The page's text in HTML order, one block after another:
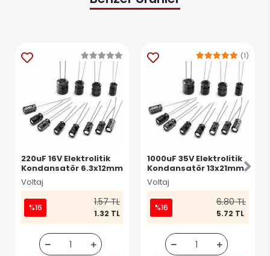
220uF 16V Elektrolitik
Kondansatör 6.3x12mm
Voltaj
%16 1.57 TL
1.32 TL
1000uF 35V Elektrolitik
Kondansatör 13x21mm
Voltaj
(1)
%16 6.80 TL
5.72 TL